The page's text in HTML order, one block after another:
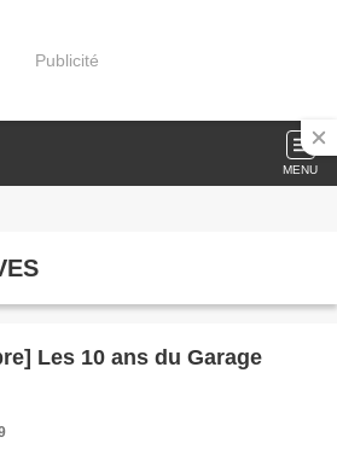
Publicité
MENU
Les 10 ans du Garage